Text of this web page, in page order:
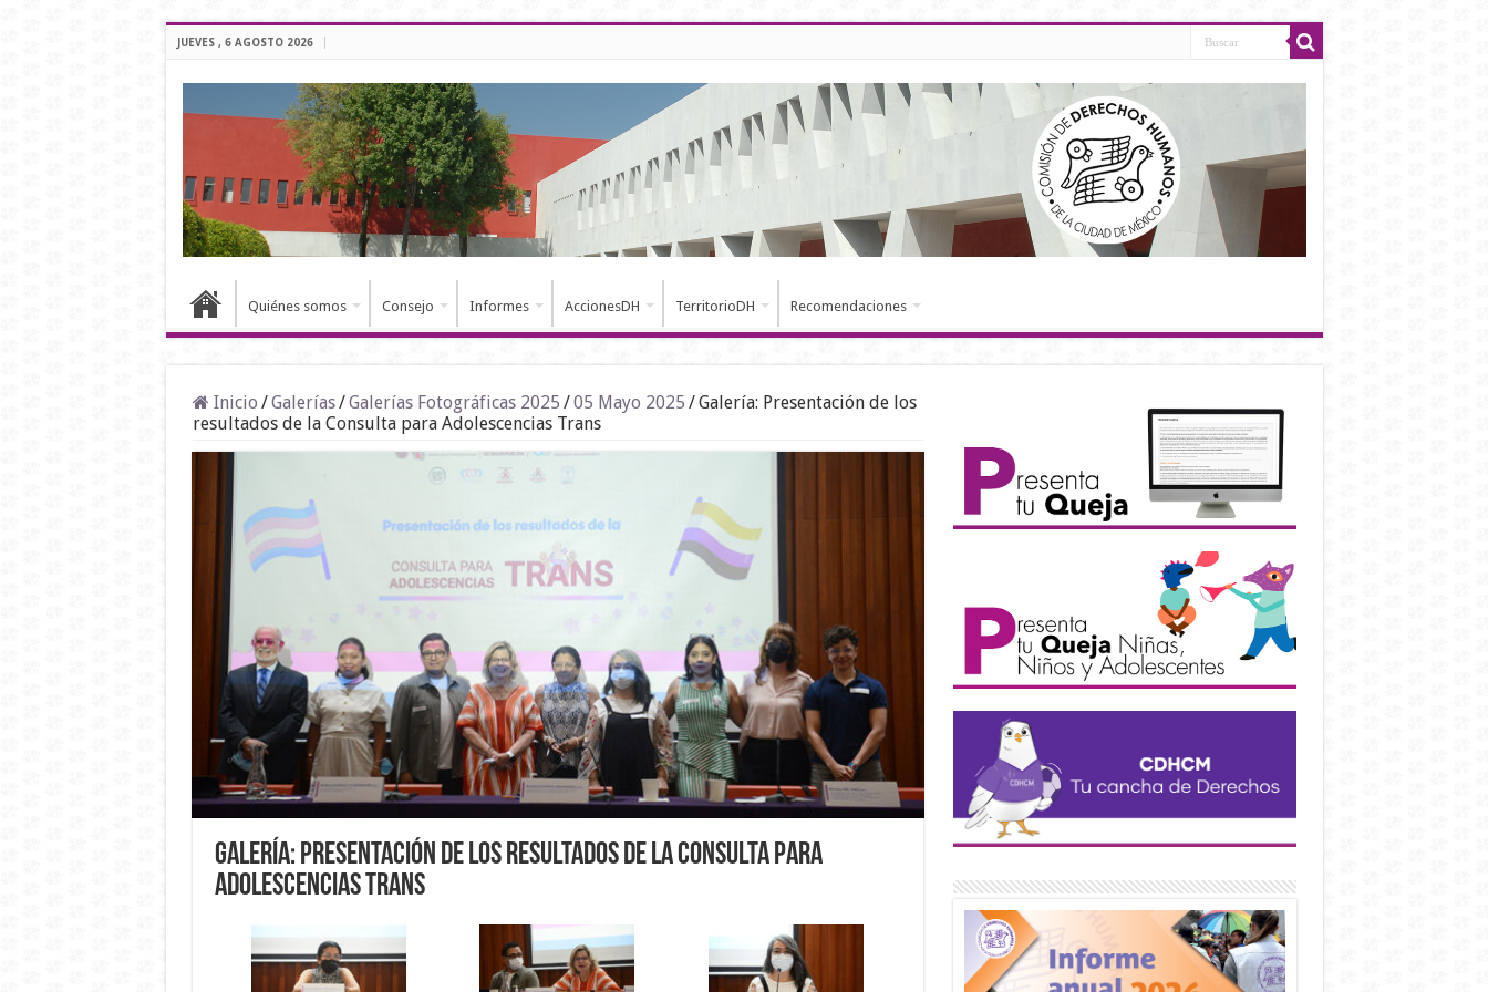
JUEVES , 6 AGOSTO 2026
Quiénes somos Consejo Informes AccionesDH TerritorioDH Recomendaciones
Inicio /Galerías/Galerías Fotográficas 2025 /05 Mayo 2025 /Galería: Presentación de los
resultados de la Consulta para Adolescencias Trans
Galería: Presentación de los resultados de la Consulta para
Adolescencias Trans